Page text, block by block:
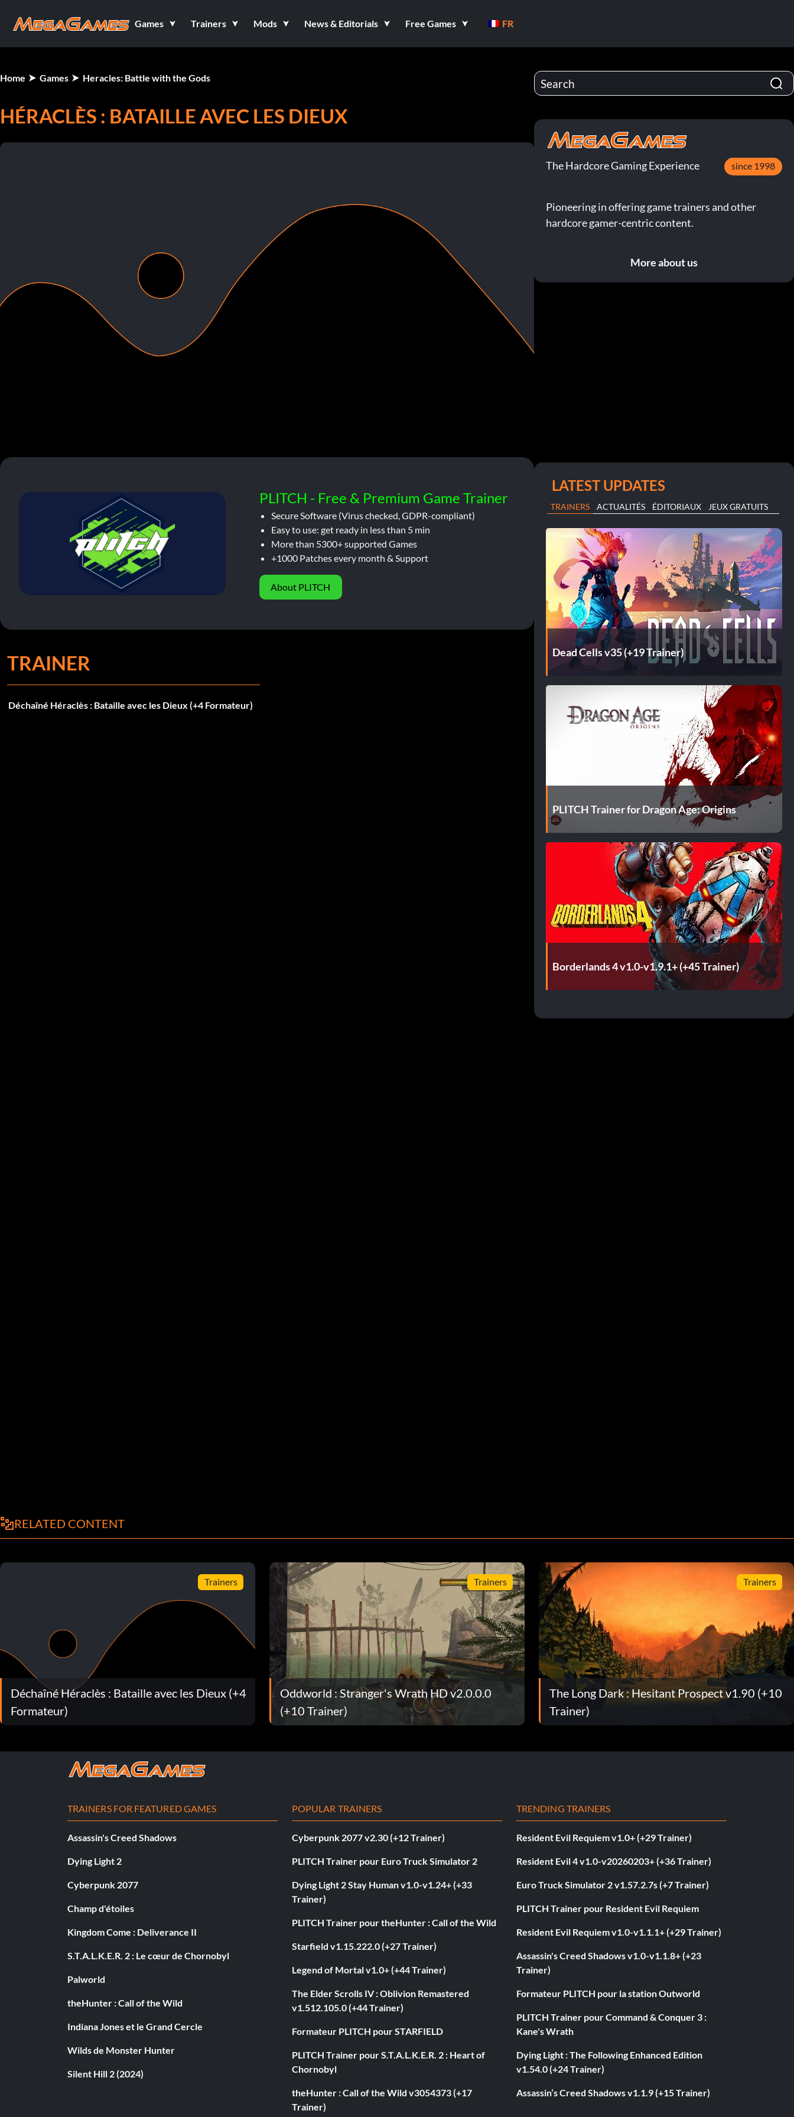
Games Trainers Mods News & Editorials Free Games FR
Home Games Heracles: Battle with the Gods
HÉRACLÈS : BATAILLE AVEC LES DIEUX
PLITCH - Free & Premium Game Trainer
Secure Software (Virus checked, GDPR-compliant)
Easy to use: get ready in less than 5 min
More than 5300+ supported Games
+1000 Patches every month & Support
About PLITCH
TRAINER
Déchaîné Héraclès : Bataille avec les Dieux (+4 Formateur)
The Hardcore Gaming Experience since 1998
Pioneering in offering game trainers and other
hardcore gamer-centric content.
More about us
LATEST UPDATES
TRAINERS ACTUALITÉS ÉDITORIAUX JEUX GRATUITS
Dead Cells v35 (+19 Trainer)
PLITCH Trainer for Dragon Age: Origins
Borderlands 4 v1.0-v1.9.1+ (+45 Trainer)
RELATED CONTENT
Trainers
Déchaîné Héraclès : Bataille avec les Dieux (+4
Formateur)
Trainers
Oddworld : Stranger's Wrath HD v2.0.0.0
(+10 Trainer)
Trainers
The Long Dark : Hesitant Prospect v1.90 (+10
Trainer)
TRAINERS FOR FEATURED GAMES
Assassin's Creed Shadows
Dying Light 2
Cyberpunk 2077
Champ d'étoiles
Kingdom Come : Deliverance II
S.T.A.L.K.E.R. 2 : Le cœur de Chornobyl
Palworld
theHunter : Call of the Wild
Indiana Jones et le Grand Cercle
Wilds de Monster Hunter
Silent Hill 2 (2024)
POPULAR TRAINERS
Cyberpunk 2077 v2.30 (+12 Trainer)
PLITCH Trainer pour Euro Truck Simulator 2
Dying Light 2 Stay Human v1.0-v1.24+ (+33
Trainer)
PLITCH Trainer pour theHunter : Call of the Wild
Starfield v1.15.222.0 (+27 Trainer)
Legend of Mortal v1.0+ (+44 Trainer)
The Elder Scrolls IV : Oblivion Remastered
v1.512.105.0 (+44 Trainer)
Formateur PLITCH pour STARFIELD
PLITCH Trainer pour S.T.A.L.K.E.R. 2 : Heart of
Chornobyl
theHunter : Call of the Wild v3054373 (+17
Trainer)
TRENDING TRAINERS
Resident Evil Requiem v1.0+ (+29 Trainer)
Resident Evil 4 v1.0-v20260203+ (+36 Trainer)
Euro Truck Simulator 2 v1.57.2.7s (+7 Trainer)
PLITCH Trainer pour Resident Evil Requiem
Resident Evil Requiem v1.0-v1.1.1+ (+29 Trainer)
Assassin's Creed Shadows v1.0-v1.1.8+ (+23
Trainer)
Formateur PLITCH pour la station Outworld
PLITCH Trainer pour Command & Conquer 3 :
Kane's Wrath
Dying Light : The Following Enhanced Edition
v1.54.0 (+24 Trainer)
Assassin’s Creed Shadows v1.1.9 (+15 Trainer)